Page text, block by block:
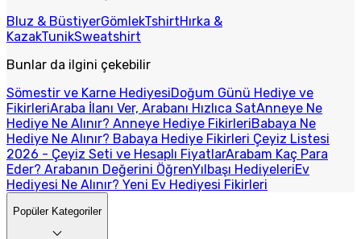
Bluz & BüstiyerGömlekTshirtHırka &
KazakTunikSweatshirt
Bunlar da ilgini çekebilir
Sömestir ve Karne HediyesiDoğum Günü Hediye ve
FikirleriAraba İlanı Ver, Arabanı Hızlıca SatAnneye Ne
Hediye Ne Alınır? Anneye Hediye FikirleriBabaya Ne
Hediye Ne Alınır? Babaya Hediye Fikirleri Çeyiz Listesi
2026 - Çeyiz Seti ve Hesaplı FiyatlarArabam Kaç Para
Eder? Arabanın Değerini ÖğrenYılbaşı HediyeleriEv
Hediyesi Ne Alınır? Yeni Ev Hediyesi Fikirleri
Popüler Kategoriler